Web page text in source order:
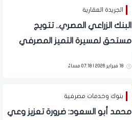
الجريدة العقارية
البنك الزراعي المصري.. تتويج
مستحق لمسيرة التميز المصرفي
18 فبراير 2026 | 07:18 مساءً
بنوك وخدمات مصرفية
محمد أبو السعود: ضرورة تعزيز وعي